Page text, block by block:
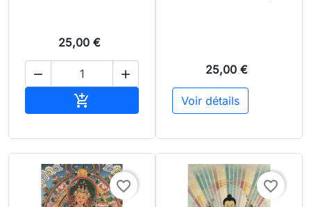
25,00 €
 

25,00 €
Voir détails
favorite_border favorite_border